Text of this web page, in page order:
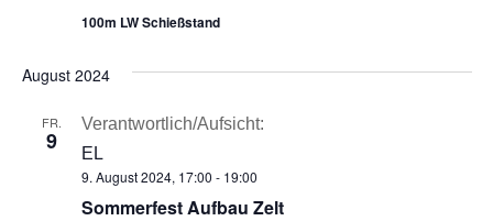
100m LW Schießstand
August 2024
FR.
9
9. August 2024, 17:00 - 19:00
Sommerfest Aufbau Zelt
Verantwortlich/Aufsicht:
EL